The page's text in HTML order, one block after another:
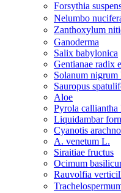
Forsythia
Nelumbo
Zanthoxylum
Ganoderma
Salix babylonica
Gentianae radix
Solanum nigrum
Sauropus
Aloe
Pyrola calliantha
Liquidambar
Cyanotis
A. venetum L.
Siraitiae fructus
Ocimum
Rauvolfia